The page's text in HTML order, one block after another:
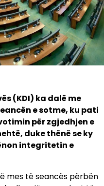
(KDI) ka dalë me
e sotme, ku pati
për zgjedhjen e
duke thënë se ky
integritetin e
mes të seancës përbën